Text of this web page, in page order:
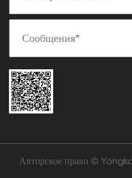
Авторское право ©